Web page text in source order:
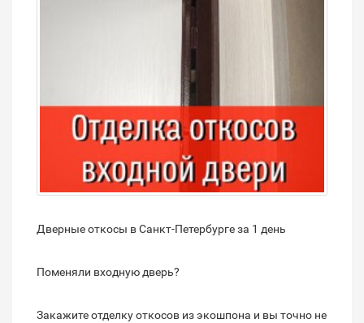
Дверные откосы в Санкт-Петербурге за 1 день
Поменяли входную дверь?
Закажите отделку откосов из экошпона и вы точно не